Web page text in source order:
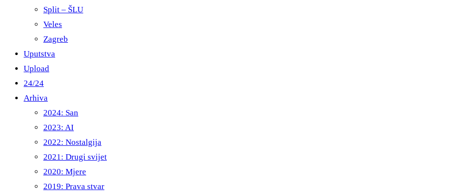
Split – ŠLU
Veles
Zagreb
Uputstva
Upload
24/24
Arhiva
2024: San
2023: AI
2022: Nostalgija
2021: Drugi svijet
2020: Mjere
2019: Prava stvar